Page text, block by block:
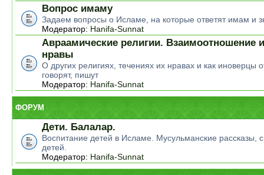
Вопрос имаму
Задаем вопросы о Исламе, на которые ответят имам и
Модератор: Hanifa-Sunnat
Авраамические религии. Взаимоотношение
нравы
О других религиях, течениях их нравах и как иноверцы
говорят, пишут
Модератор: Hanifa-Sunnat
ФОРУМ
Дети. Балалар.
Воспитание детей в Исламе. Мусульманские рассказы,
детей.
Модератор: Hanifa-Sunnat